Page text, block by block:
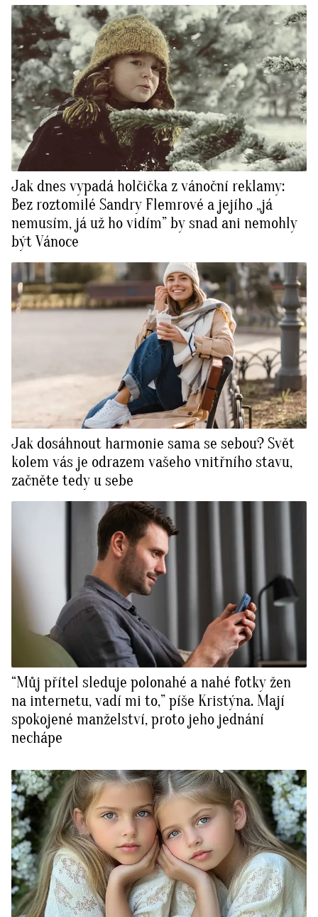
Jak dnes vypadá holčička z vánoční reklamy:
Bez roztomilé Sandry Flemrové a jejího „já
nemusím, já už ho vidím” by snad ani nemohly
být Vánoce
Jak dosáhnout harmonie sama se sebou? Svět
kolem vás je odrazem vašeho vnitřního stavu,
začněte tedy u sebe
“Můj přítel sleduje polonahé a nahé fotky žen
na internetu, vadí mi to,” píše Kristýna. Mají
spokojené manželství, proto jeho jednání
nechápe